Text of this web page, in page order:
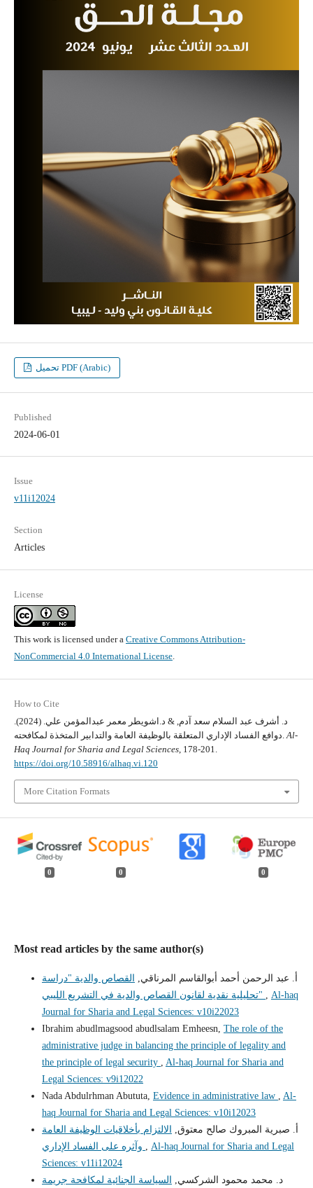
تحميل PDF (Arabic)
Published
2024-06-01
Issue
v11i12024
Section
Articles
License
This work is licensed under a Creative Commons Attribution-
NonCommercial 4.0 International License.
How to Cite
د. أشرف عبد السلام سعد آدم, & د.اشويطر معمر عبدالمؤمن علي. (2024).
Al-
Haq Journal for Sharia and Legal Sciences, 178-201.
https://doi.org/10.58916/alhaq.vi.120
More Citation Formats
0 0 0
Most read articles by the same author(s)
أ. عبد الرحمن أحمد أبوالقاسم المرناقي, القصاص والدية "دراسة
تحليلية نقدية لقانون القصاص والدية في التشريع الليبي"
Al-haq
Journal for Sharia and Legal Sciences: v10i22023
Ibrahim abudlmagsood abudlsalam Emheesn, The role of the
administrative judge in balancing the principle of legality and
the principle of legal security
Al-haq Journal for Sharia and
Legal Sciences: v9i12022
Nada Abdulrhman Abututa, Evidence in administrative law
Al-
haq Journal for Sharia and Legal Sciences: v10i12023
أ‌. صبرية المبروك صالح معتوق, الالتزام بأخلاقيات الوظيفة العامة
Al-haq Journal for Sharia and Legal
Sciences: v11i12024
د. محمد محمود الشركسي, السياسة الجنائية لمكافحة جريمة